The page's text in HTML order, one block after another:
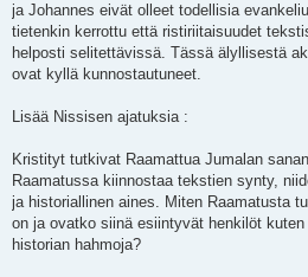
ja Johannes eivät olleet todellisia
tietenkin kerrottu että ristiriitaisuudet
helposti selitettävissä. Tässä älyllisestä
ovat kyllä kunnostautuneet.
Lisää Nissisen ajatuksia :
Kristityt tutkivat Raamattua Jumalan
Raamatussa kiinnostaa tekstien synty,
ja historiallinen aines. Miten Raamatusta
on ja ovatko siinä esiintyvät henkilöt
historian hahmoja?